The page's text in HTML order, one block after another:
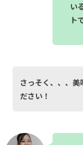
い
ト
さっそく、、、美
ださい！